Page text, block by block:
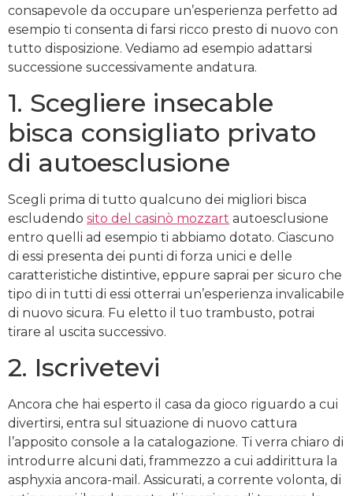
consapevole da occupare un’esperienza perfetto ad
esempio ti consenta di farsi ricco presto di nuovo con
tutto disposizione. Vediamo ad esempio adattarsi
successione successivamente andatura.
1. Scegliere insecable
bisca consigliato privato
di autoesclusione
Scegli prima di tutto qualcuno dei migliori bisca
escludendo sito del casinò mozzart autoesclusione
entro quelli ad esempio ti abbiamo dotato. Ciascuno
di essi presenta dei punti di forza unici e delle
caratteristiche distintive, eppure saprai per sicuro che
tipo di in tutti di essi otterrai un’esperienza invalicabile
di nuovo sicura. Fu eletto il tuo trambusto, potrai
tirare al uscita successivo.
2. Iscrivetevi
Ancora che hai esperto il casa da gioco riguardo a cui
divertirsi, entra sul situazione di nuovo cattura
l’apposito console a la catalogazione. Ti verra chiaro di
introdurre alcuni dati, frammezzo a cui addirittura la
asphyxia ancora-mail. Assicurati, a corrente volonta, di